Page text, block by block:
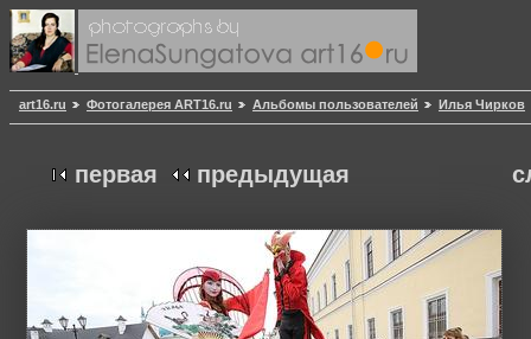
art16.ru Фотогалерея ART16.ru Альбомы пользователей Илья Чирков
первая предыдущая